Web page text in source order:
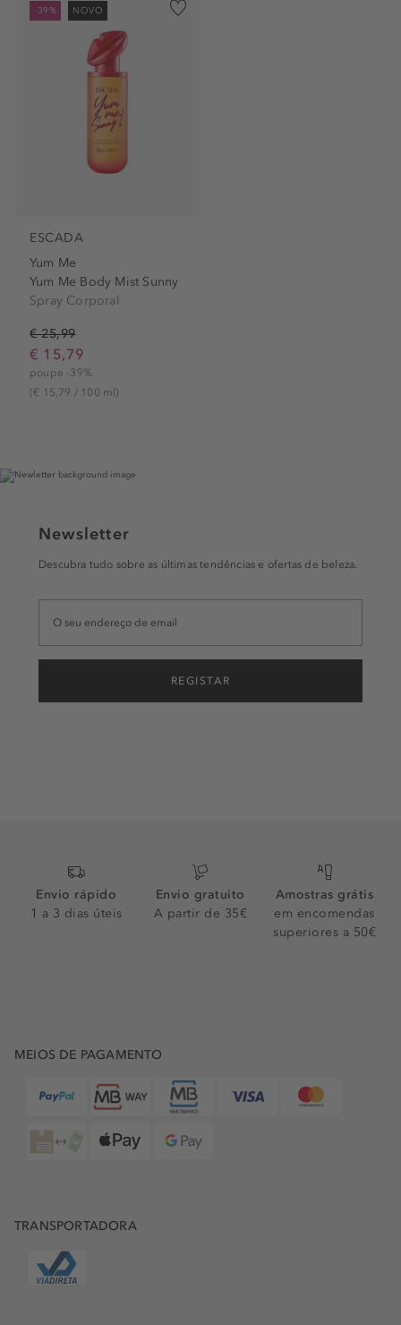
-39% NOVO
ESCADA
Yum Me
Yum Me Body Mist Sunny
Spray Corporal
€ 25,99
€ 15,79
poupe -39%
(€ 15,79 / 100 ml)
Newsletter
Descubra tudo sobre as últimas tendências e ofertas de beleza.
REGISTAR
Envio rápido
1 a 3 dias úteis
Envio gratuito
A partir de 35€
Amostras grátis
em encomendas
superiores a 50€
MEIOS DE PAGAMENTO
TRANSPORTADORA